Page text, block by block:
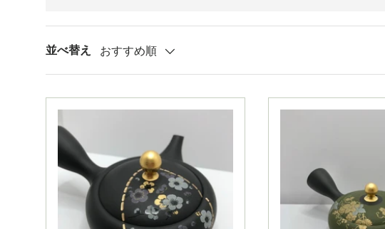
並べ替え おすすめ順